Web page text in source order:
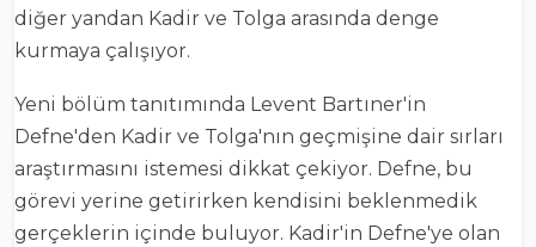
diğer yandan Kadir ve Tolga arasında denge
kurmaya çalışıyor.
Yeni bölüm tanıtımında Levent Bartıner'in
Defne'den Kadir ve Tolga'nın geçmişine dair sırları
araştırmasını istemesi dikkat çekiyor. Defne, bu
görevi yerine getirirken kendisini beklenmedik
gerçeklerin içinde buluyor. Kadir'in Defne'ye olan